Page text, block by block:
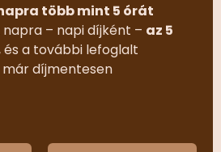
több mint 5 órát
– napi díjként – az 5
és a további lefoglalt
díjmentesen